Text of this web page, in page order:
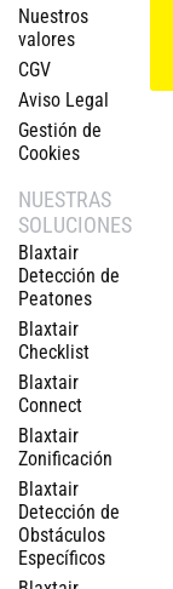
Nuestros
valores
CGV
Aviso Legal
Gestión de
Cookies
NUESTRAS
SOLUCIONES
Blaxtair
Detección de
Peatones
Blaxtair
Checklist
Blaxtair
Connect
Blaxtair
Zonificación
Blaxtair
Detección de
Obstáculos
Específicos